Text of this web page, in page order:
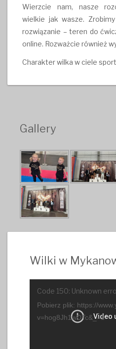
Wierzcie nam, nasze
wielkie jak wasze.
rozwiązanie – teren do
online. Rozważcie również
Charakter wilka w ciele
Gallery
Wilki w
Code 150: Unknown
Pobierz plik: https://
v=hog8Jh1wDTc&_=1